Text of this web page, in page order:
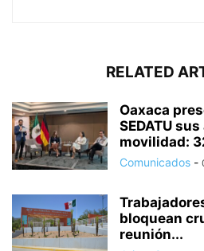
RELATED
Oaxaca
SEDATU
movilidad:
Comunicados -
bloquean
reunión...